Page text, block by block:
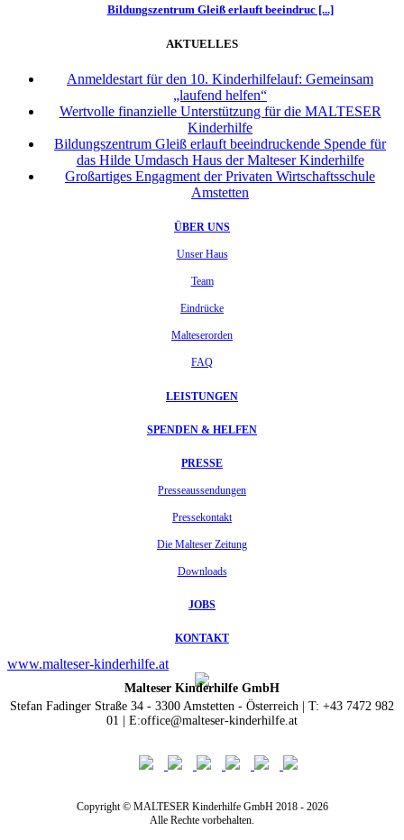
Bildungszentrum Gleiß erlauft beeindruc [...]
AKTUELLES
Anmeldestart für den 10. Kinderhilfelauf: Gemeinsam
„laufend helfen“
Wertvolle finanzielle Unterstützung für die MALTESER
Kinderhilfe
Bildungszentrum Gleiß erlauft beeindruckende Spende für
das Hilde Umdasch Haus der Malteser Kinderhilfe
Großartiges Engagment der Privaten Wirtschaftsschule
Amstetten
ÜBER UNS
Unser Haus
Team
Eindrücke
Malteserorden
FAQ
LEISTUNGEN
SPENDEN & HELFEN
PRESSE
Presseaussendungen
Pressekontakt
Die Malteser Zeitung
Downloads
JOBS
KONTAKT
www.malteser-kinderhilfe.at
Malteser Kinderhilfe GmbH
Stefan Fadinger Straße 34 - 3300 Amstetten - Österreich | T: +43 7472 982
01 | E:office@malteser-kinderhilfe.at
Copyright © MALTESER Kinderhilfe GmbH 2018 - 2026
Alle Rechte vorbehalten.